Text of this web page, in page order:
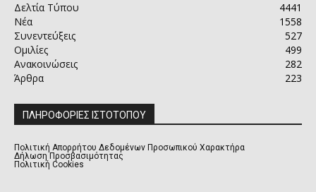
Δελτία Τύπου
4441
Νέα
1558
Συνεντεύξεις
527
Ομιλίες
499
Ανακοινώσεις
282
Άρθρα
223
ΠΛΗΡΟΦΟΡΙΕΣ ΙΣΤΟΤΟΠΟΥ
Πολιτική Απορρήτου Δεδομένων Προσωπικού Χαρακτήρα
Δήλωση Προσβασιμότητας
Πολιτική Cookies